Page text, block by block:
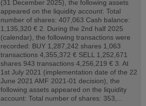
(31 December 2025), the following assets
appeared on the liquidity account: Total
number of shares: 407,063 Cash balance:
1,135,320 € 2. During the 2nd half 2025
(calendar), the following transactions were
recorded: BUY 1,287,242 shares 1,063
transactions 4,355,372 € SELL 1,252,671
shares 943 transactions 4,256,219 € 3. At
1st July 2021 (implementation date of the 22
June 2021 AMF 2021-01 decision), the
following assets appeared on the liquidity
account: Total number of shares: 353,...